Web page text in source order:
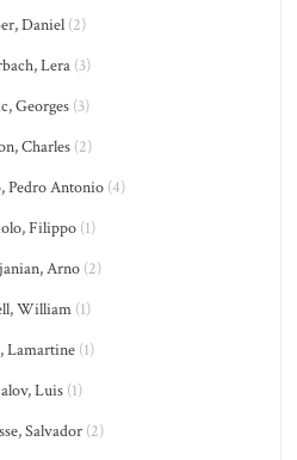
Daniel (2)
Lera(3)
Georges(3)
Charles(2)
Pedro Antonio (4)
Filippo (1)
Arno (2)
William(1)
Lamartine(1)
Luis (1)
Salvador(2)